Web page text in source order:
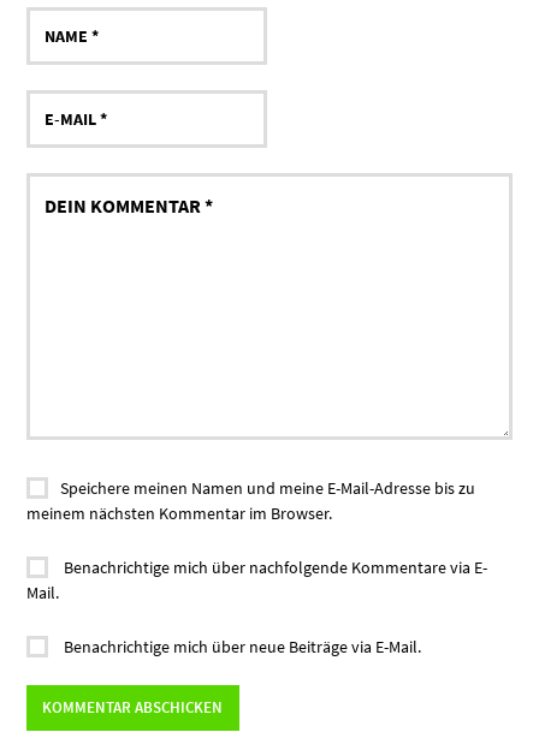
Speichere meinen Namen und meine E-Mail-Adresse bis zu
meinem nächsten Kommentar im Browser.
Benachrichtige mich über nachfolgende Kommentare via E-
Mail.
Benachrichtige mich über neue Beiträge via E-Mail.